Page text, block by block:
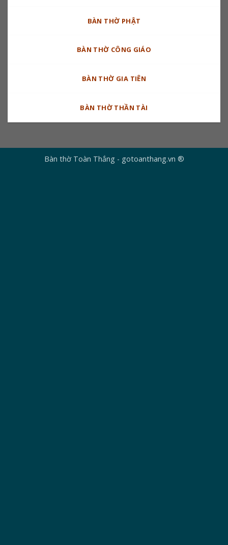
BÀN THỜ PHẬT
BÀN THỜ CÔNG GIÁO
BÀN THỜ GIA TIÊN
BÀN THỜ THẦN TÀI
Bàn thờ Toàn Thắng - gotoanthang.vn ®